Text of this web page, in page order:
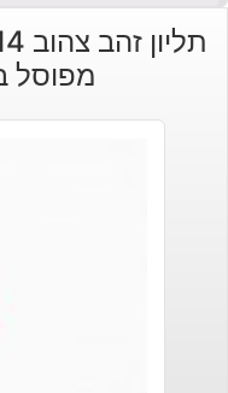
המקורי
היה:
הנוכחי
הוא:
מפוסל